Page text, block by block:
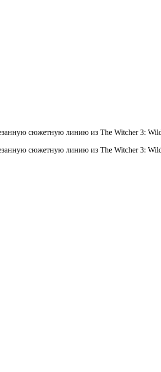
сюжетную линию из The Witcher 3:
сюжетную линию из The Witcher 3: